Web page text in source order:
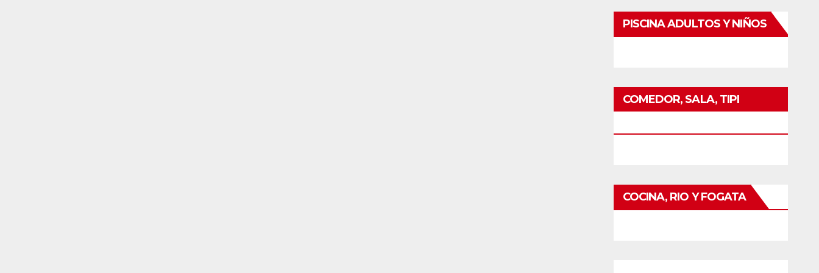
PISCINA ADULTOS Y NIÑOS
COMEDOR, SALA, TIPI
COCINA, RIO Y FOGATA